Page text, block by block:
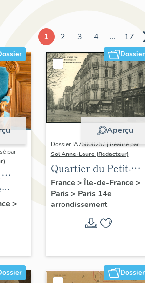
1 2 3 4 ... 17
par
>
Dossier
Aperçu
Dossier IA75000257 | Réalisé par
Sol Anne-Laure (Rédacteur)
Quartier du Petit-
Montrouge
France > Île-de-France >
Paris> Paris 14e
arrondissement
Dossier